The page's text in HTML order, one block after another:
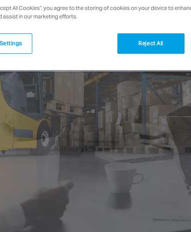
All Cookies”, you agree to the storing of cookies on your device to
assist in our marketing efforts.
Reject All